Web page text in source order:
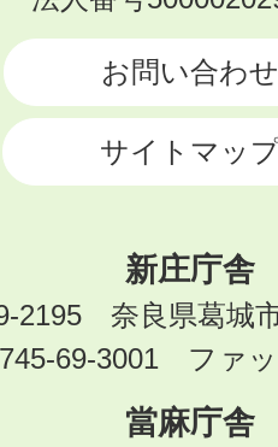
お問い合わせ
サイトマッ
新庄庁舎
2195 奈良県葛城
69-3001 ファ
當麻庁舎